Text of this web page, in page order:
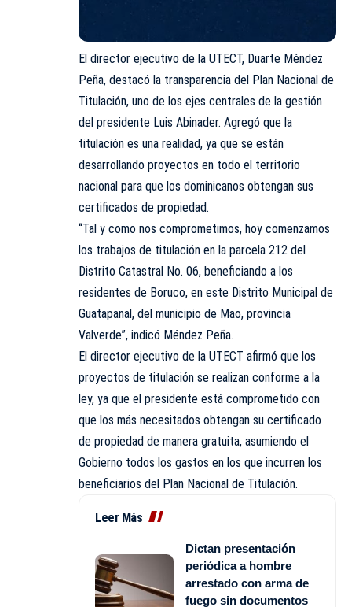
El director ejecutivo de la UTECT, Duarte Méndez
Peña, destacó la transparencia del Plan Nacional de
Titulación, uno de los ejes centrales de la gestión
del presidente Luis Abinader. Agregó que la
titulación es una realidad, ya que se están
desarrollando proyectos en todo el territorio
nacional para que los dominicanos obtengan sus
certificados de propiedad.
“Tal y como nos comprometimos, hoy comenzamos
los trabajos de titulación en la parcela 212 del
Distrito Catastral No. 06, beneficiando a los
residentes de Boruco, en este Distrito Municipal de
Guatapanal, del municipio de Mao, provincia
Valverde”, indicó Méndez Peña.
El director ejecutivo de la UTECT afirmó que los
proyectos de titulación se realizan conforme a la
ley, ya que el presidente está comprometido con
que los más necesitados obtengan su certificado
de propiedad de manera gratuita, asumiendo el
Gobierno todos los gastos en los que incurren los
beneficiarios del Plan Nacional de Titulación.
Leer Más
Dictan presentación
periódica a hombre
arrestado con arma de
fuego sin documentos